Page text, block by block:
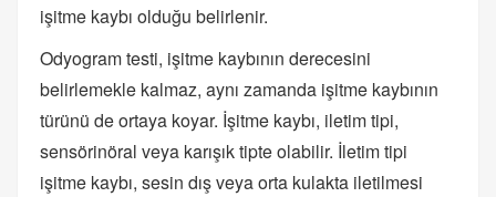
işitme kaybı olduğu belirlenir.
Odyogram testi, işitme kaybının derecesini
belirlemekle kalmaz, aynı zamanda işitme kaybının
türünü de ortaya koyar. İşitme kaybı, iletim tipi,
sensörinöral veya karışık tipte olabilir. İletim tipi
işitme kaybı, sesin dış veya orta kulakta iletilmesi